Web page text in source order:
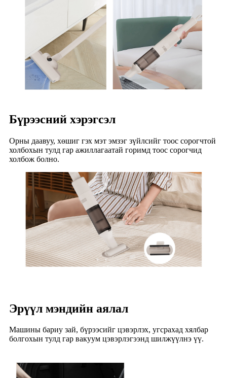
Бүрээсний хэрэгсэл
Орны даавуу, хөшиг гэх мэт эмзэг зүйлсийг тоос сорогчтой
холбохын тулд гар ажиллагаатай горимд тоос сорогчид
холбож болно.
Эрүүл мэндийн аялал
Машины бариу зай, бүрээсийг цэвэрлэх, угсрахад хялбар
болгохын тулд гар вакуум цэвэрлэгээнд шилжүүлнэ үү.